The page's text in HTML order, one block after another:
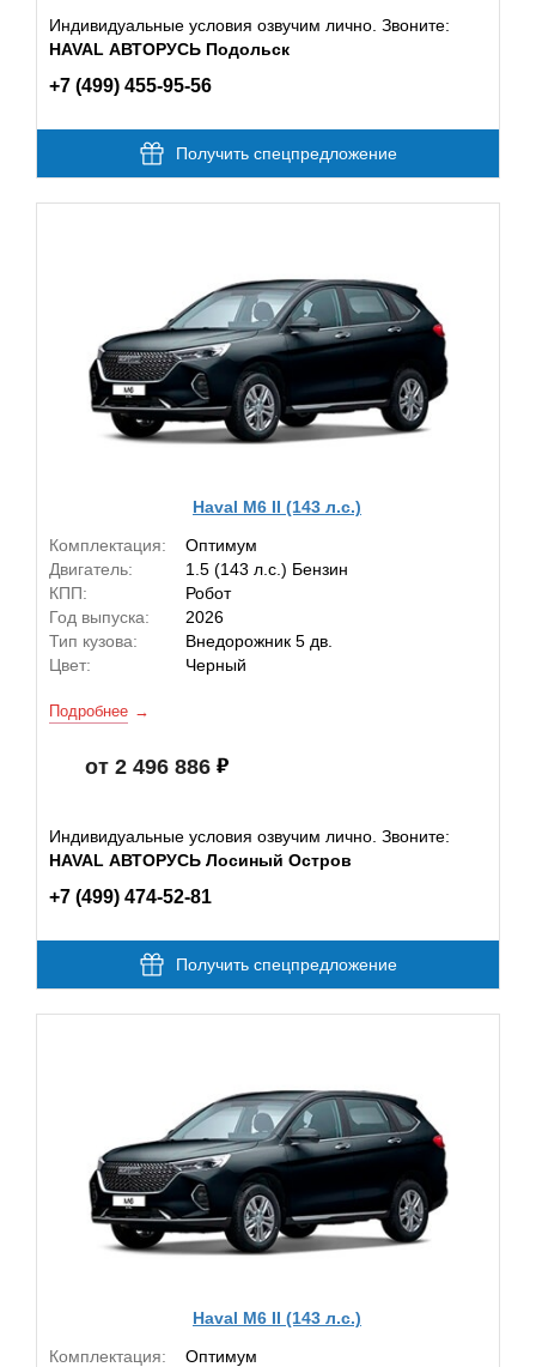
Индивидуальные условия озвучим лично. Звоните:
HAVAL АВТОРУСЬ Подольск
+7 (499) 455-95-56
Получить спецпредложение
Haval M6 II (143 л.с.)
Комплектация:
Оптимум
Двигатель:
1.5 (143 л.с.) Бензин
КПП:
Робот
Год выпуска:
2026
Тип кузова:
Внедорожник 5 дв.
Цвет:
Черный
Подробнее
от 2 496 886
Индивидуальные условия озвучим лично. Звоните:
HAVAL АВТОРУСЬ Лосиный Остров
+7 (499) 474-52-81
Получить спецпредложение
Haval M6 II (143 л.с.)
Комплектация:
Оптимум